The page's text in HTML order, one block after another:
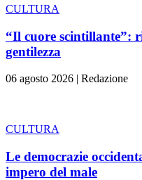
CULTURA
“Il cuore scintillante”:
gentilezza
06 agosto 2026 | Redazione
CULTURA
Le democrazie
impero del male